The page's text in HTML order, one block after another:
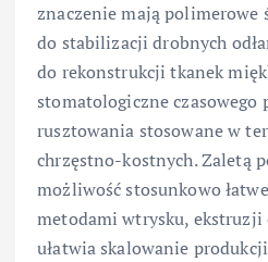
znaczenie mają polimerowe
do stabilizacji drobnych
do rekonstrukcji tkanek
stomatologiczne czasowego
rusztowania stosowane w
chrzęstno-kostnych. Zaletą
możliwość stosunkowo
metodami wtrysku, ekstruzji
ułatwia skalowanie